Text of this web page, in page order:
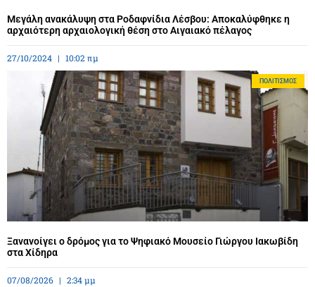
Μεγάλη ανακάλυψη στα Ροδαφνίδια Λέσβου: Αποκαλύφθηκε η
αρχαιότερη αρχαιολογική θέση στο Αιγαιακό πέλαγος
27/10/2024 10:02 πμ
ΠΟΛΙΤΙΣΜΌΣ
Ξανανοίγει ο δρόμος για το Ψηφιακό Μουσείο Γιώργου Ιακωβίδη
στα Χίδηρα
07/08/2026 2:34 μμ